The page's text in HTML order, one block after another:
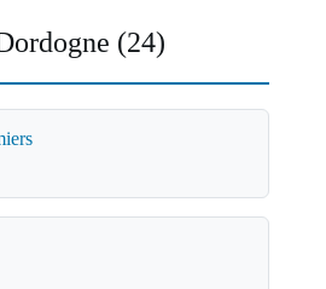
(24)